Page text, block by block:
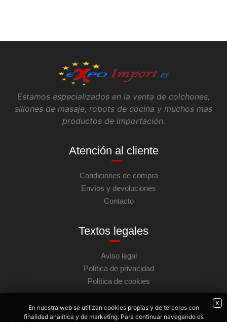
Estamos especializados en la venta de colchones,
sillones de masaje, robots de cocina y muchos mas
productos de importación.
Atención al cliente
Condiciones de compra
Envíos y devoluciones
Contacto
Textos legales
Aviso legal
Política de privacidad
Política de cookies
X
En nuestra web se utilizan cookies propias y de terceros con
finalidad analítica y de marketing. Para continuar navegando es